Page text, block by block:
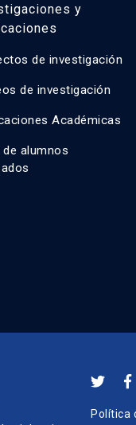
y
de investigación
de investigación
Académicas
de alumnos
Política